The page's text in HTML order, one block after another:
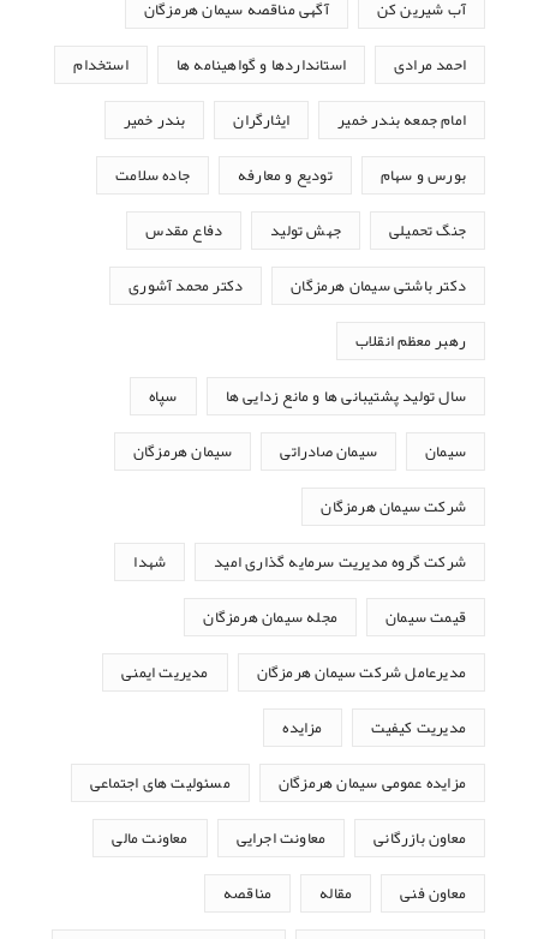
آب شیرین کن آگهی مناقصه سیمان هرمزگان
احمد مرادی استانداردها و گواهینامه ها استخدام
امام جمعه بندر خمیر ایثارگران بندر خمیر
بورس و سهام تودیع و معارفه جاده سلامت
جنگ تحمیلی جهش تولید دفاع مقدس
دکتر باشتی سیمان هرمزگان دکتر محمد آشوری
رهبر معظم انقلاب
سال تولید پشتیبانی ها و مانع زدایی ها سپاه
سیمان سیمان صادراتی سیمان هرمزگان
شرکت سیمان هرمزگان
شرکت گروه مدیریت سرمایه گذاری امید شهدا
قیمت سیمان مجله سیمان هرمزگان
مدیرعامل شرکت سیمان هرمزگان مدیریت ایمنی
مدیریت کیفیت مزایده
مزایده عمومی سیمان هرمزگان مسئولیت های اجتماعی
معاون بازرگانی معاونت اجرایی معاونت مالی
معاون فنی مقاله مناقصه